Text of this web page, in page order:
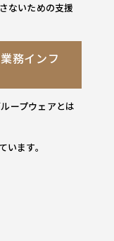
ないための支援
務インフ
ープウェアとは
ます。